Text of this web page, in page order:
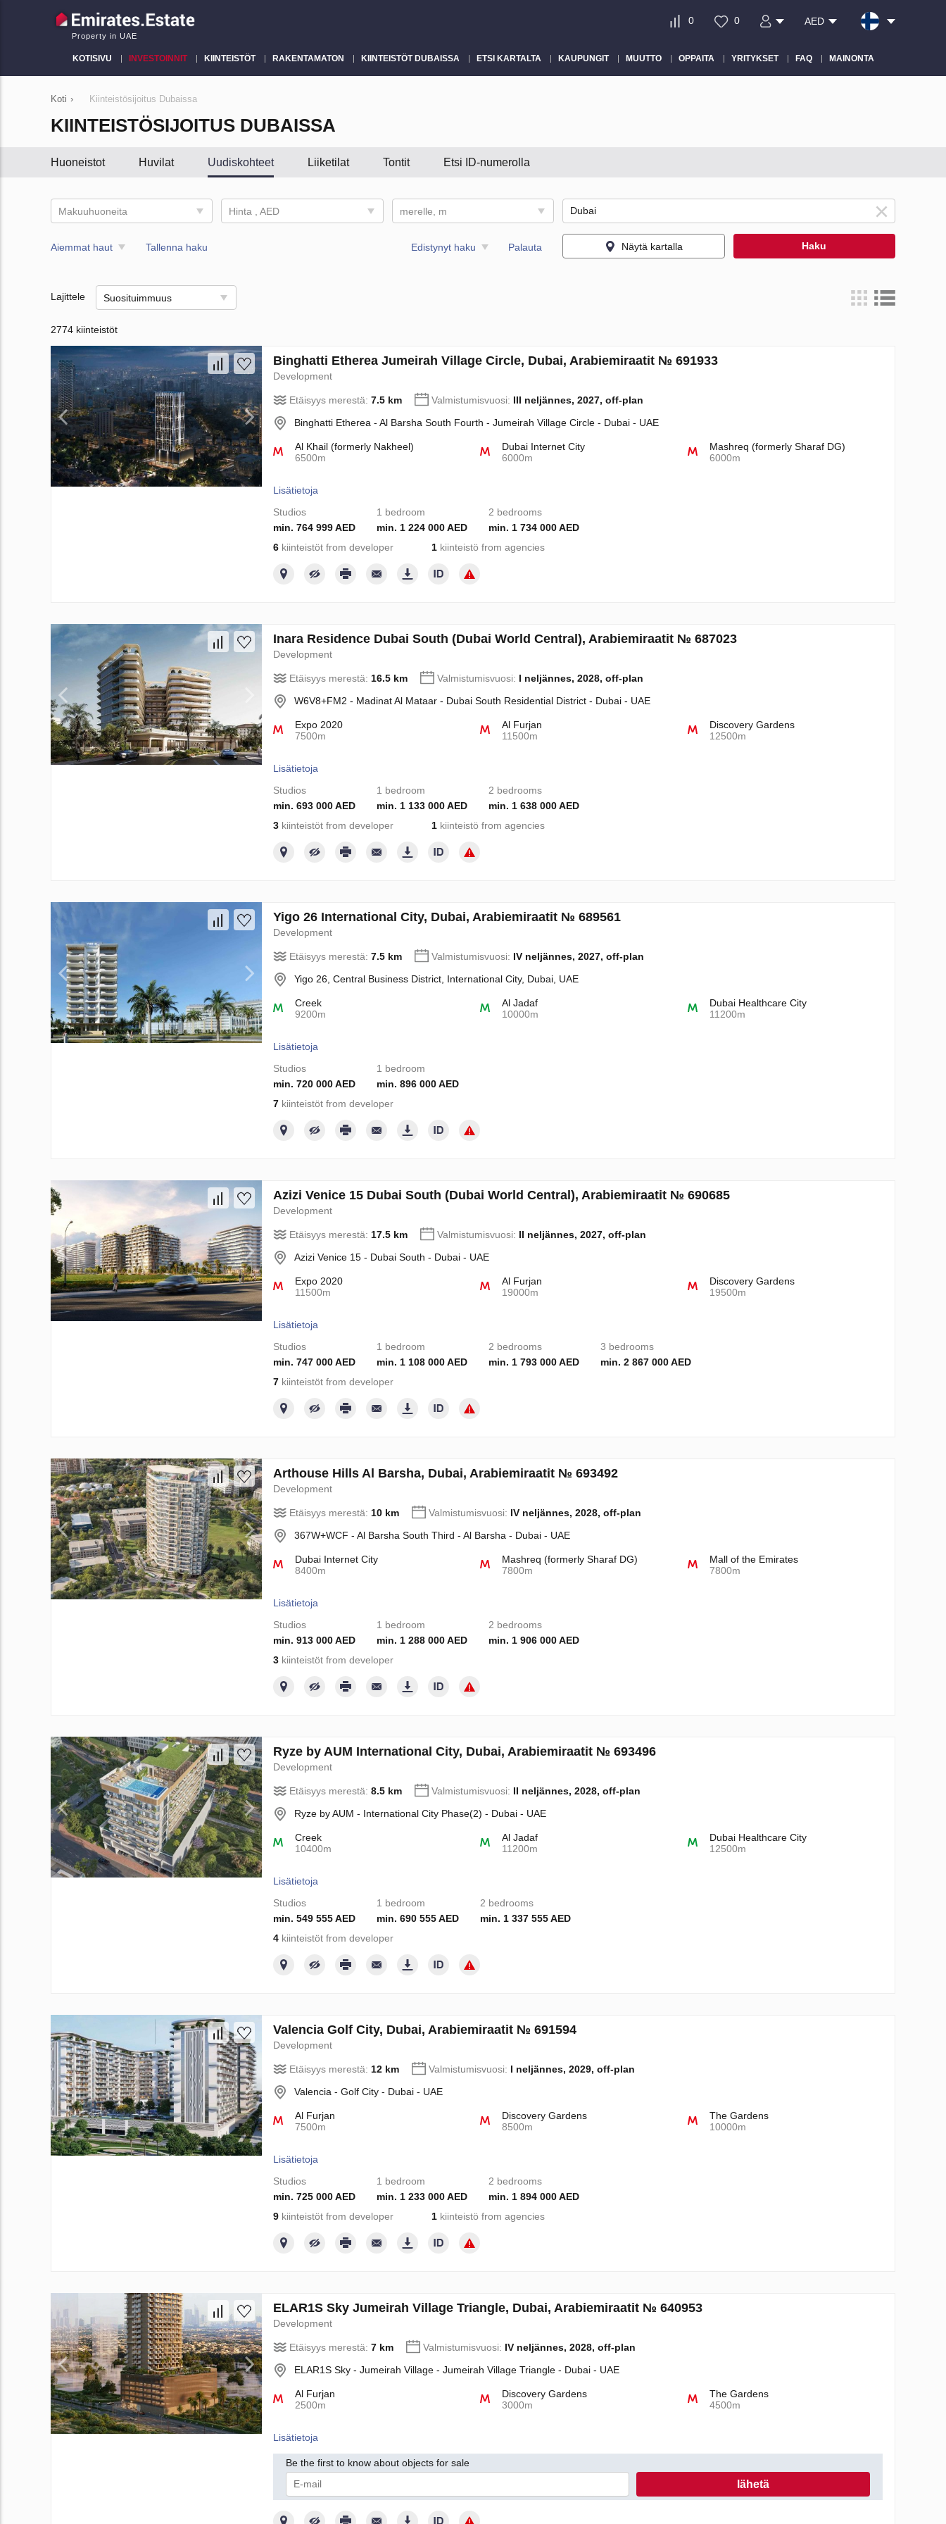
Property in UAE
0 0 AED
KOTISIVU INVESTOINNIT KIINTEISTÖT RAKENTAMATON KIINTEISTÖT DUBAISSA ETSI KARTALTA KAUPUNGIT MUUTTO OPPAITA YRITYKSET FAQ MAINONTA
Koti › Kiinteistösijoitus Dubaissa
KIINTEISTÖSIJOITUS DUBAISSA
Huoneistot Huvilat Uudiskohteet Liiketilat Tontit Etsi ID-numerolla
Makuuhuoneita Hinta , AED merelle, m
Aiemmat haut Tallenna haku Edistynyt haku Palauta Näytä kartalla Haku
Lajittele Suosituimmuus
2774 kiinteistöt
Binghatti Etherea Jumeirah Village Circle, Dubai, Arabiemiraatit № 691933
Development
Etäisyys merestä: 7.5 km Valmistumisvuosi: III neljännes, 2027, off-plan
Binghatti Etherea - Al Barsha South Fourth - Jumeirah Village Circle - Dubai - UAE
Al Khail (formerly Nakheel)
6500m
Dubai Internet City
6000m
Mashreq (formerly Sharaf DG)
6000m
Lisätietoja
Studios
min. 764 999 AED
1 bedroom
min. 1 224 000 AED
2 bedrooms
min. 1 734 000 AED
6kiinteistöt from developer 1kiinteistö from agencies
Inara Residence Dubai South (Dubai World Central), Arabiemiraatit № 687023
Development
Etäisyys merestä: 16.5 km Valmistumisvuosi: I neljännes, 2028, off-plan
W6V8+FM2 - Madinat Al Mataar - Dubai South Residential District - Dubai - UAE
Expo 2020
7500m
Al Furjan
11500m
Discovery Gardens
12500m
Lisätietoja
Studios
min. 693 000 AED
1 bedroom
min. 1 133 000 AED
2 bedrooms
min. 1 638 000 AED
3kiinteistöt from developer 1kiinteistö from agencies
Yigo 26 International City, Dubai, Arabiemiraatit № 689561
Development
Etäisyys merestä: 7.5 km Valmistumisvuosi: IV neljännes, 2027, off-plan
Yigo 26, Central Business District, International City, Dubai, UAE
Creek
9200m
Al Jadaf
10000m
Dubai Healthcare City
11200m
Lisätietoja
Studios
min. 720 000 AED
1 bedroom
min. 896 000 AED
7kiinteistöt from developer
Azizi Venice 15 Dubai South (Dubai World Central), Arabiemiraatit № 690685
Development
Etäisyys merestä: 17.5 km Valmistumisvuosi: II neljännes, 2027, off-plan
Azizi Venice 15 - Dubai South - Dubai - UAE
Expo 2020
11500m
Al Furjan
19000m
Discovery Gardens
19500m
Lisätietoja
Studios
min. 747 000 AED
1 bedroom
min. 1 108 000 AED
2 bedrooms
min. 1 793 000 AED
3 bedrooms
min. 2 867 000 AED
7kiinteistöt from developer
Arthouse Hills Al Barsha, Dubai, Arabiemiraatit № 693492
Development
Etäisyys merestä: 10 km Valmistumisvuosi: IV neljännes, 2028, off-plan
367W+WCF - Al Barsha South Third - Al Barsha - Dubai - UAE
Dubai Internet City
8400m
Mashreq (formerly Sharaf DG)
7800m
Mall of the Emirates
7800m
Lisätietoja
Studios
min. 913 000 AED
1 bedroom
min. 1 288 000 AED
2 bedrooms
min. 1 906 000 AED
3kiinteistöt from developer
Ryze by AUM International City, Dubai, Arabiemiraatit № 693496
Development
Etäisyys merestä: 8.5 km Valmistumisvuosi: II neljännes, 2028, off-plan
Ryze by AUM - International City Phase(2) - Dubai - UAE
Creek
10400m
Al Jadaf
11200m
Dubai Healthcare City
12500m
Lisätietoja
Studios
min. 549 555 AED
1 bedroom
min. 690 555 AED
2 bedrooms
min. 1 337 555 AED
4kiinteistöt from developer
Valencia Golf City, Dubai, Arabiemiraatit № 691594
Development
Etäisyys merestä: 12 km Valmistumisvuosi: I neljännes, 2029, off-plan
Valencia - Golf City - Dubai - UAE
Al Furjan
7500m
Discovery Gardens
8500m
The Gardens
10000m
Lisätietoja
Studios
min. 725 000 AED
1 bedroom
min. 1 233 000 AED
2 bedrooms
min. 1 894 000 AED
9kiinteistöt from developer 1kiinteistö from agencies
ELAR1S Sky Jumeirah Village Triangle, Dubai, Arabiemiraatit № 640953
Development
Etäisyys merestä: 7 km Valmistumisvuosi: IV neljännes, 2028, off-plan
ELAR1S Sky - Jumeirah Village - Jumeirah Village Triangle - Dubai - UAE
Al Furjan
2500m
Discovery Gardens
3000m
The Gardens
4500m
Lisätietoja
Be the first to know about objects for sale
lähetä